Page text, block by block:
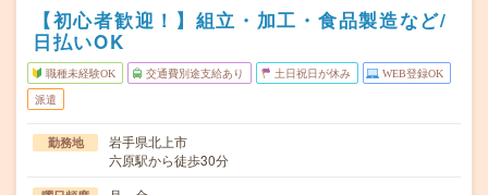
【初心者歓迎！】組立・加工・食品製造など/
日払いOK
職種未経験OK 交通費別途支給あり 土日祝日が休み WEB登録OK
派遣
勤務地
岩手県北上市
六原駅から徒歩30分